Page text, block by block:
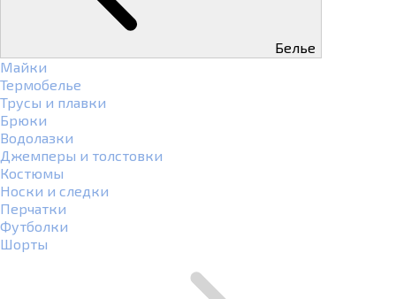
Белье
Майки
Термобелье
Трусы и плавки
Брюки
Водолазки
Джемперы и толстовки
Костюмы
Носки и следки
Перчатки
Футболки
Шорты